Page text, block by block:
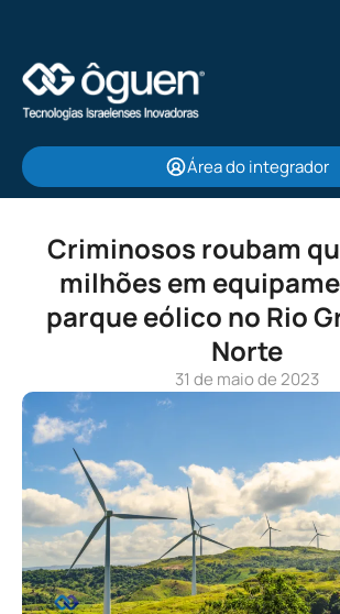
Área do integrador
Criminosos roubam
milhões em
parque eólico no Rio
Norte
31 de maio de 2023